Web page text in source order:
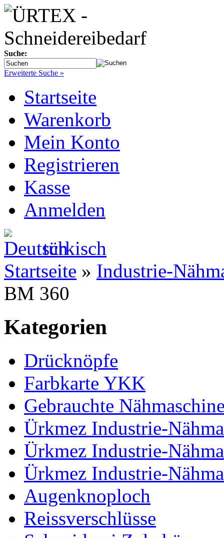
Suche:
Erweiterte Suche »
Startseite
Warenkorb
Mein Konto
Registrieren
Kasse
Anmelden
türkisch
Startseite » Industrie-
BM 360
Kategorien
Drücknöpfe
Farbkarte YKK
Gebrauchte
Ürkmez Industrie-
Ürkmez Industrie-
Ürkmez Industrie-
Augenknoploch
Reissverschlüsse